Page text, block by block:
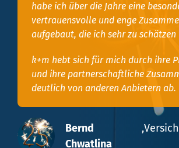
habe ich über die Jahre eine
vertrauensvolle und enge
aufgebaut, die ich sehr zu schätzen
k+m hebt sich für mich durch ihre
und ihre partnerschaftliche
deutlich von anderen Anbietern ab.
Bernd
Chwatlina
,